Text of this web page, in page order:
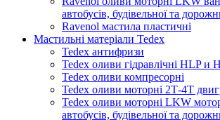
автобусів, будівельної та
Ravenol мастила пластичні
Мастильні матеріали Tedex
Tedex антифризи
Tedex оливи гідравлічні HLP и
Tedex оливи компресорні
Tedex оливи моторні 2Т-4Т
Tedex оливи моторні LKW
автобусів, будівельної та